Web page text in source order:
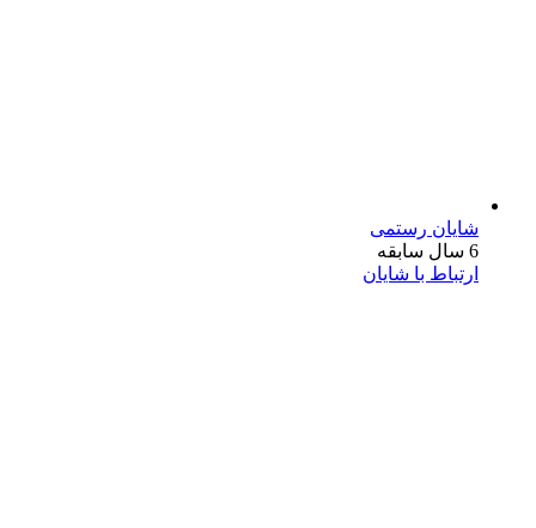
شایان رستمی
6 سال سابقه
ارتباط با شایان